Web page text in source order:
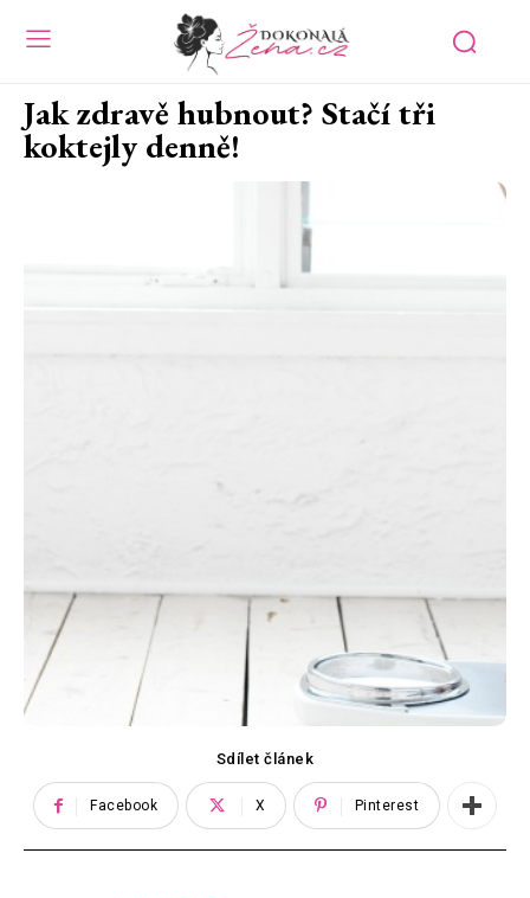
Jak zdravě hubnout? Stačí tři
koktejly denně!
Sdílet článek
Facebook X Pinterest